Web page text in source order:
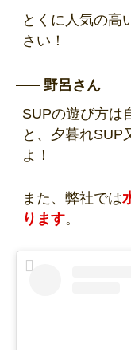
とくに人気の高
さい！
野呂さん
SUPの遊び方は
と、夕暮れSUP
よ！
また、弊社では
ります。